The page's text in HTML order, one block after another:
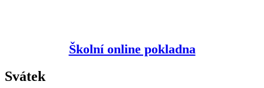
Školní online pokladna
Svátek